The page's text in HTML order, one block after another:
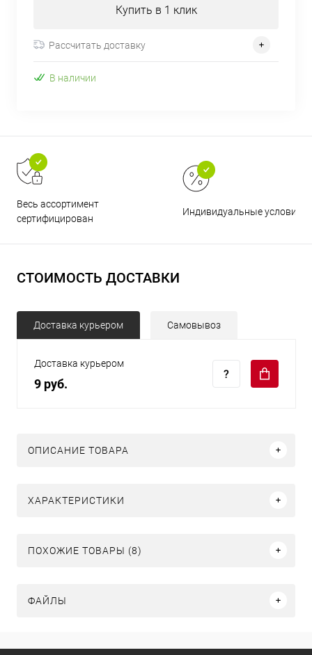
Купить в 1 клик
Рассчитать доставку
В наличии
Весь ассортимент
сертифицирован
Индивидуальные условия
СТОИМОСТЬ ДОСТАВКИ
Доставка курьером Самовывоз
Доставка курьером
9 руб.
ОПИСАНИЕ ТОВАРА
ХАРАКТЕРИСТИКИ
ПОХОЖИЕ ТОВАРЫ (8)
ФАЙЛЫ